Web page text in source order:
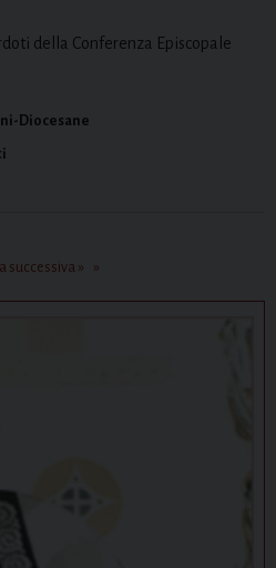
della Conferenza Episcopale
Diocesane
successiva »